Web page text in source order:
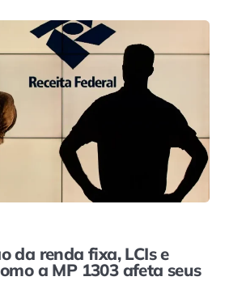
da renda fixa, LCIs e
a MP 1303 afeta seus